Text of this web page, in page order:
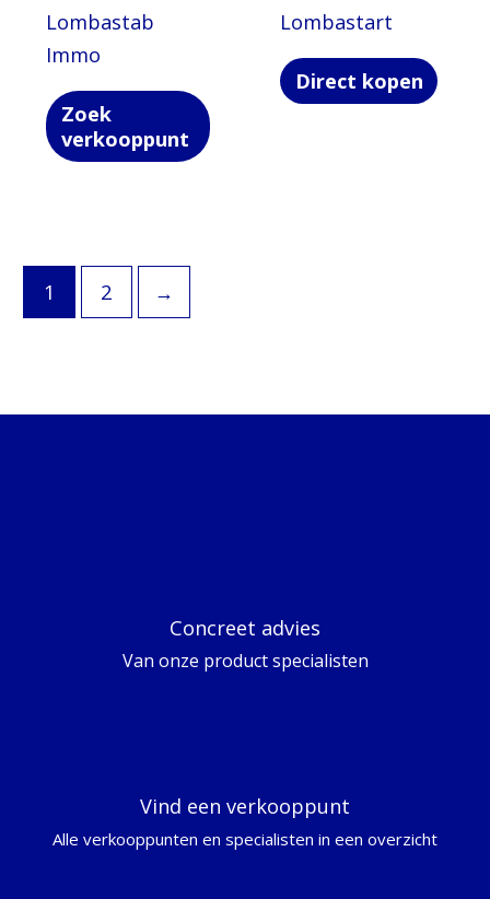
Lombastab
Immo
Zoek
verkooppunt
Lombastart
Direct kopen
1 2 →
Concreet advies
Van onze product specialisten
Vind een verkooppunt
Alle verkooppunten en specialisten in een overzicht